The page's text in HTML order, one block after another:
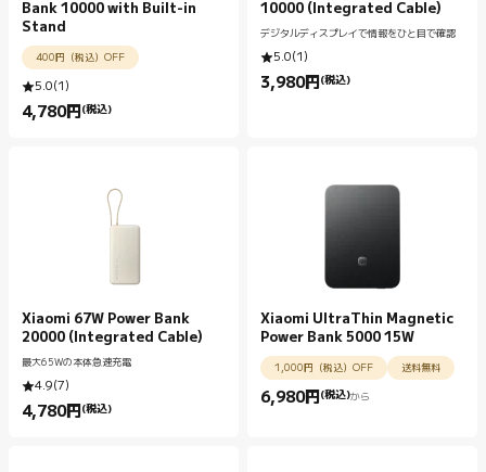
Bank 10000 with Built-in
Stand
400円（税込）OFF
5.0(1)
4,780円 (税込)
Current Price 円4780.00
10000 (Integrated Cable)
デジタルディスプレイで情報をひと目で確認
5.0(1)
3,980円 (税込)
Current Price 円3980.00
Xiaomi 67W Power Bank
20000 (Integrated Cable)
最大65Wの本体急速充電
4.9(7)
4,780円 (税込)
Current Price 円4780.00
Xiaomi UltraThin Magnetic
Power Bank 5000 15W
1,000円（税込）OFF 送料無料
6,980円 (税込)
Current Price 円6980.00
から